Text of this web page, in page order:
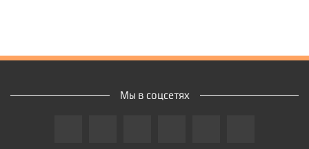
Мы в соцсетях